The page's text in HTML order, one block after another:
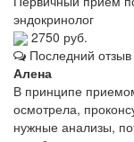
эндокринолог
2750 руб.
Последний отзыв
Алена
В принципе
осмотрела,
нужные анализы,